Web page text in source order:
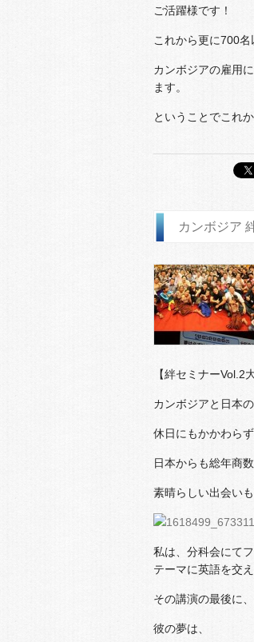
ご活躍様です！
これから更に700名
カンボジアの雇用
ます。
ということでこれ
カンボジア
【絆セミナーVol.2
カンボジアと日本
休日にもかかわら
日本からも総年商
素晴らしい出会い
私は、分科会にて
テーマに英語を交
その講演の最後に
彼の夢は、